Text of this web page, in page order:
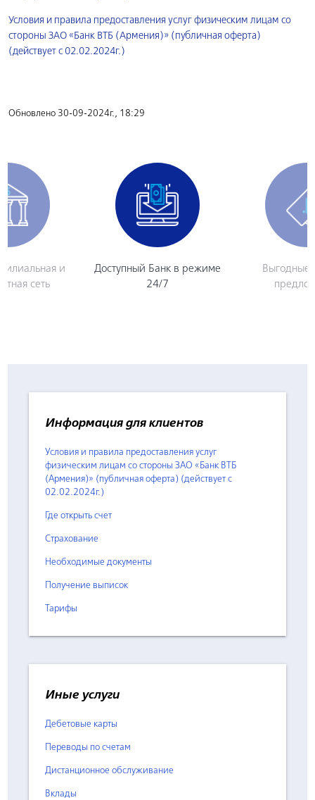
Условия и правила предоставления услуг физическим лицам со
стороны ЗАО «Банк ВТБ (Армения)» (публичная оферта)
(действует с 02.02.2024г.)
Обновлено 30-09-2024г., 18:29
и
сеть
Доступный Банк в режиме
24/7
Выгодные
Информация для клиентов
Условия и правила предоставления услуг
физическим лицам со стороны ЗАО «Банк ВТБ
(Армения)» (публичная оферта) (действует с
02.02.2024г.)
Где открыть счет
Страхование
Необходимые документы
Получение выписок
Тарифы
Иные услуги
Дебетовые карты
Переводы по счетам
Дистанционное обслуживание
Вклады